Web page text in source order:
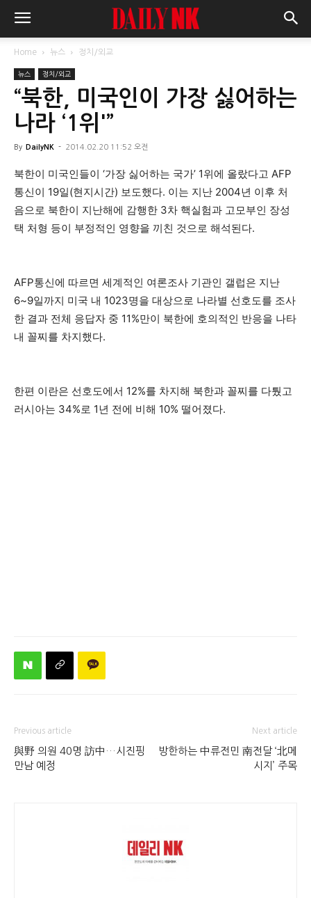
Home 뉴스 정치/외교
뉴스 정치/외교
“북한, 미국인이 가장 싫어하는
나라 ‘1위'”
By DailyNK - 2014.02.20 11:52 오전
북한이 미국인들이 ‘가장 싫어하는 국가’ 1위에 올랐다고 AFP
통신이 19일(현지시간) 보도했다. 이는 지난 2004년 이후 처
음으로 북한이 지난해에 감행한 3차 핵실험과 고모부인 장성
택 처형 등이 부정적인 영향을 끼친 것으로 해석된다.
AFP통신에 따르면 세계적인 여론조사 기관인 갤럽은 지난
6~9일까지 미국 내 1023명을 대상으로 나라별 선호도를 조사
한 결과 전체 응답자 중 11%만이 북한에 호의적인 반응을 나타
내 꼴찌를 차지했다.
한편 이란은 선호도에서 12%를 차지해 북한과 꼴찌를 다퉜고
러시아는 34%로 1년 전에 비해 10% 떨어졌다.
Previous article
與野 의원 40명 訪中…시진핑
만남 예정
Next article
방한하는 中류전민 南전달 ‘北메
시지’ 주목